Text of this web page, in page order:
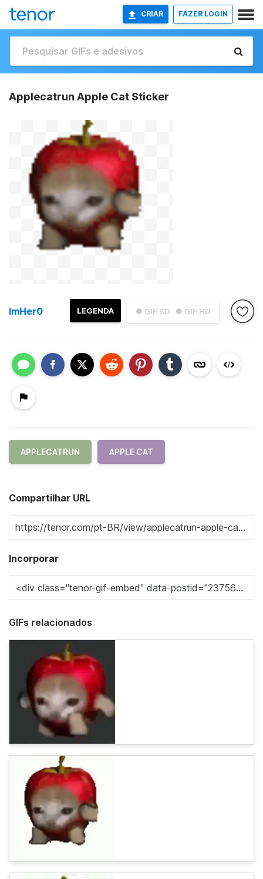
CRIAR FAZER LOGIN
Applecatrun Apple Cat Sticker
● GIF SD ● GIF HD
LEGENDA
ImHer0
APPLECATRUN APPLE CAT
Compartilhar URL
Incorporar
GIFs relacionados